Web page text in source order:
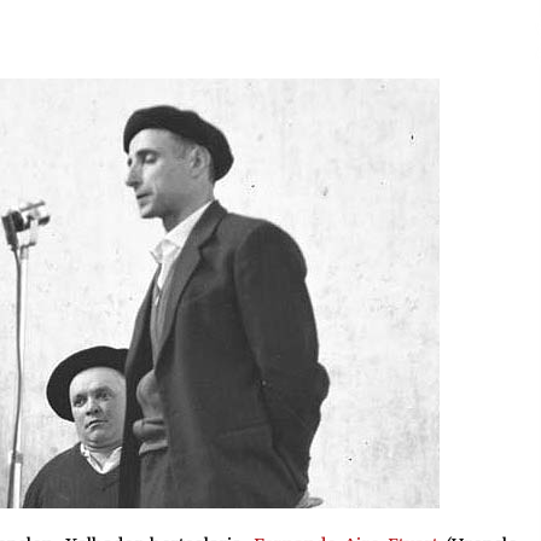
Larunbatean Plentziako Itsas
2026/07/07
SOINUGELA: Paul McCartney eta
Ringo Starr-en lan berriak
2026/07/03